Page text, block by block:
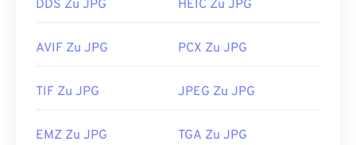
Verwenden Sie unseren
Farbwähler,um Farben aus
DDS Zu JPG HEIC Zu JPG
AVIF Zu JPG PCX Zu JPG
TIF Zu JPG JPEG Zu JPG
EMZ Zu JPG TGA Zu JPG